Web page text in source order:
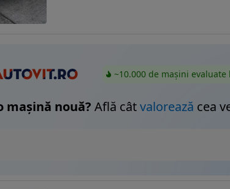
~10.000 de mașini evaluate
mașină nouă? Află câtvalorează cea